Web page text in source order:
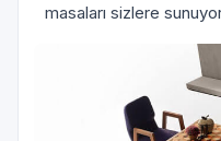
masaları sizlere